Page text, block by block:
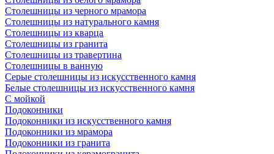
Столешницы из черного мрамора
Столешницы из натурального камня
Столешницы из кварца
Столешницы из гранита
Столешницы из травертина
Столешницы в ванную
Серые столешницы из искусственного камня
Белые столешницы из искусственного камня
С мойкой
Подоконники
Подоконники из искусственного камня
Подоконники из мрамора
Подоконники из гранита